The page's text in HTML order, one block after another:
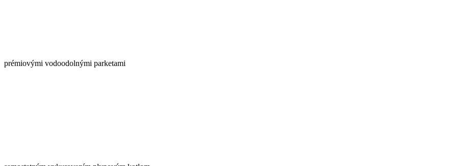
prémiovými vodoodolnými parketami